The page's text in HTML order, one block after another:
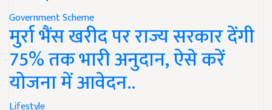
Government Scheme
मुर्रा भैंस खरीद पर राज्य सरकार देंगी
75% तक भारी अनुदान, ऐसे करें
योजना में आवेदन..